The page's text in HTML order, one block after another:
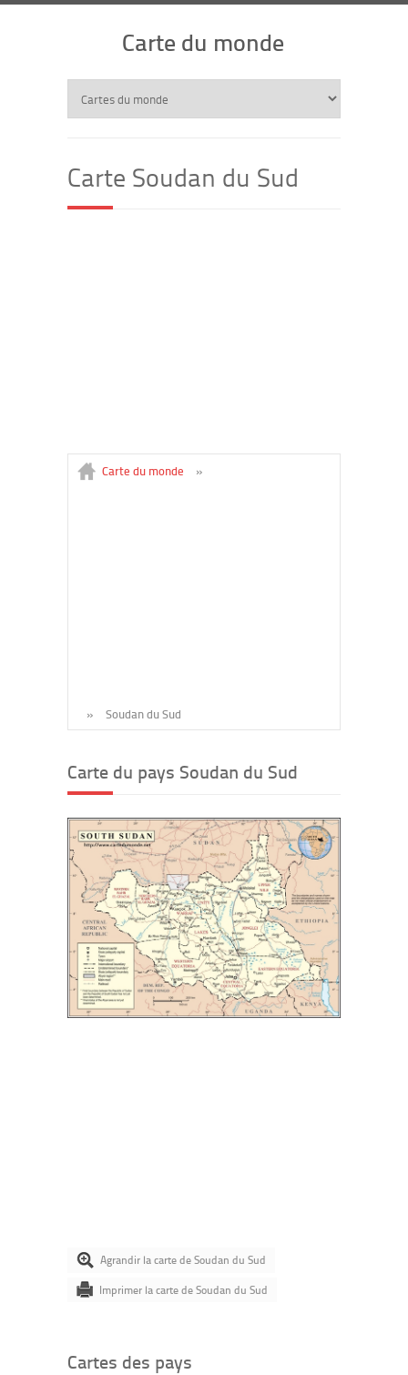
Carte du monde
Carte Soudan du Sud
Carte du monde »
» Soudan du Sud
Carte du pays Soudan du Sud
Agrandir la carte de Soudan du Sud
Imprimer la carte de Soudan du Sud
Cartes des pays